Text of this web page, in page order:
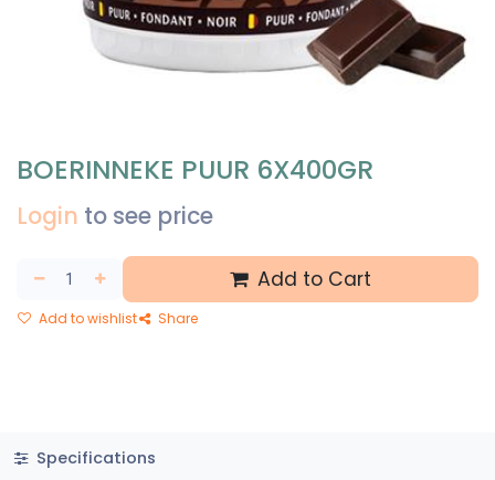
BOERINNEKE PUUR 6X400GR
Login to see price
Add to Cart
Add to wishlist Share
Specifications